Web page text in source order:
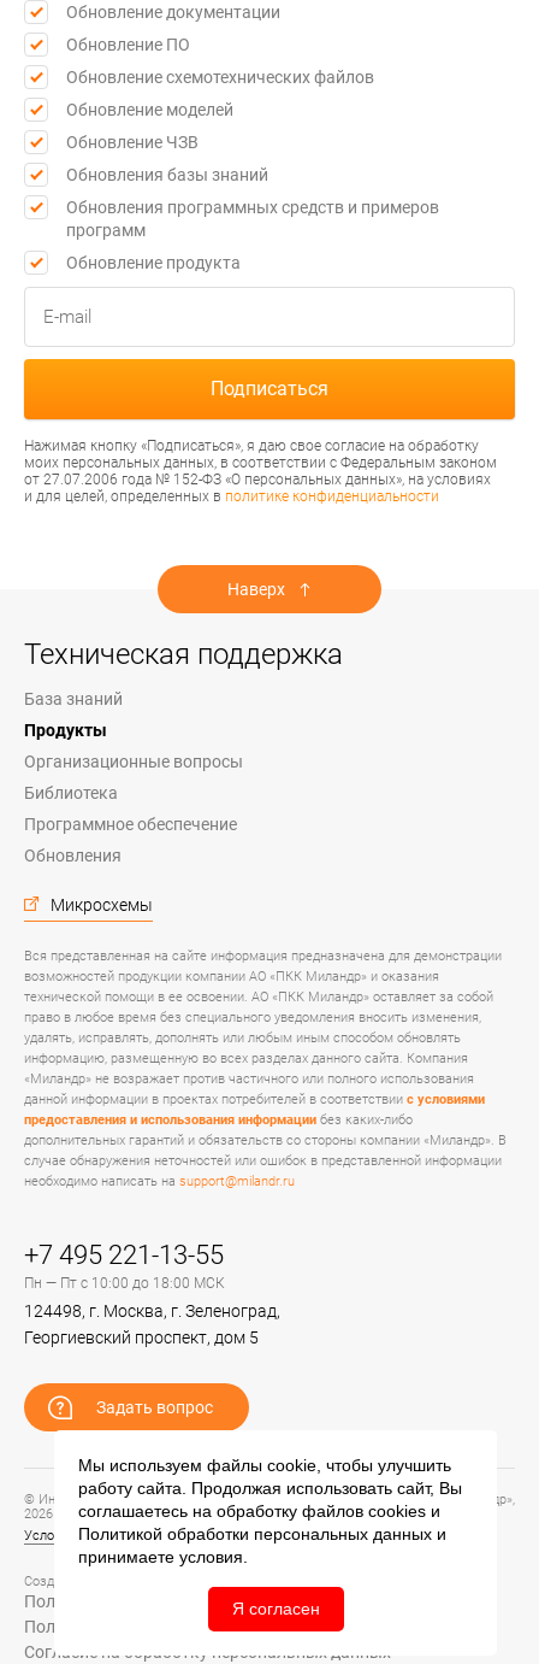
Обновление документации
Обновление ПО
Обновление схемотехнических файлов
Обновление моделей
Обновление ЧЗВ
Обновления базы знаний
Обновления программных средств и примеров
программ
Обновление продукта
Нажимая кнопку «Подписаться», я даю свое согласие на обработку
моих персональных данных, в соответствии с Федеральным законом
от 27.07.2006 года № 152-ФЗ «О персональных данных», на условиях
и для целей, определенных в политике конфиденциальности
Наверх
Техническая поддержка
База знаний
Продукты
Организационные вопросы
Библиотека
Программное обеспечение
Обновления
Микросхемы
Вся представленная на сайте информация предназначена для демонстрации
возможностей продукции компании АО «ПКК Миландр» и оказания
технической помощи в ее освоении. АО «ПКК Миландр» оставляет за собой
право в любое время без специального уведомления вносить изменения,
удалять, исправлять, дополнять или любым иным способом обновлять
информацию, размещенную во всех разделах данного сайта. Компания
«Миландр» не возражает против частичного или полного использования
данной информации в проектах потребителей в соответствии с условиями
предоставления и использования информации без каких-либо
дополнительных гарантий и обязательств со стороны компании «Миландр». В
случае обнаружения неточностей или ошибок в представленной информации
необходимо написать на support@milandr.ru
+7 495 221-13-55
Пн — Пт с 10:00 до 18:00 МСК
124498, г. Москва, г. Зеленоград,
Георгиевский проспект, дом 5
Задать вопрос
© Информационный портал технической поддержки ЦП ИС АО «ПКК Миландр»,
2026
Условия предоставления и использования информации
Создание сайта –
Политика обработки персональных данных
Политика конфиденциальности
Согласие на обработку персональных данных
Мы используем файлы cookie, чтобы улучшить
работу сайта. Продолжая использовать сайт, Вы
соглашаетесь на обработку файлов cookies и
Политикой обработки персональных данных и
принимаете условия.
Я согласен